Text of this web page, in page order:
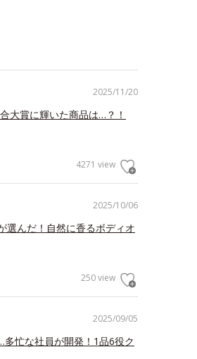
2025/11/20
大賞に輝いた商品は…？！
4271 view
2025/10/06
選んだ！自然に香るボディオ
250 view
2025/09/05
忙な社員が開発！1品6役ク